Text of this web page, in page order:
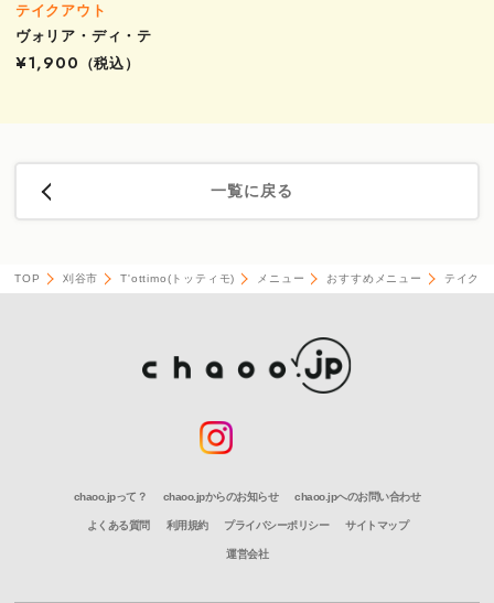
テイクアウト
ヴォリア・ディ・テ
¥1,900
（税込）
一覧に戻る
TOP 刈谷市 T'ottimo(トッティモ) メニュー おすすめメニュー テイク
chaoo.jpって？ chaoo.jpからのお知らせ chaoo.jpへのお問い合わせ
よくある質問 利用規約 プライバシーポリシー サイトマップ
運営会社